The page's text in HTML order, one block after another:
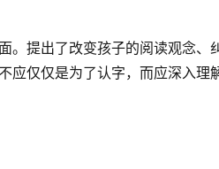
。提出了改变孩子的阅读观念、
应仅仅是为了认字，而应深入理